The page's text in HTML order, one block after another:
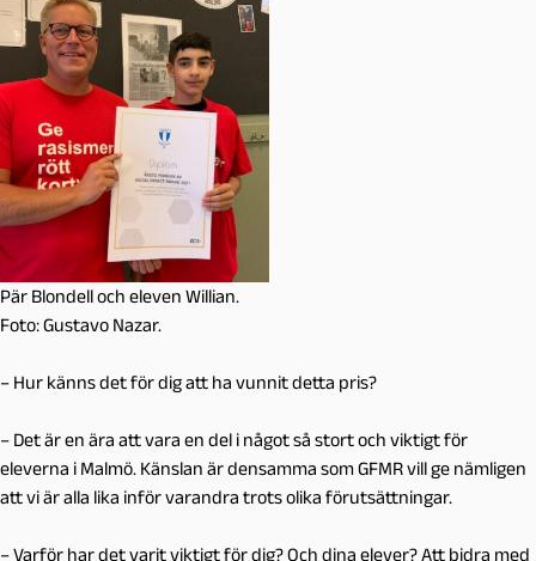
Pär Blondell och eleven Willian.
Foto: Gustavo Nazar.
– Hur känns det för dig att ha vunnit detta pris?
– Det är en ära att vara en del i något så stort och viktigt för
eleverna i Malmö. Känslan är densamma som GFMR vill ge nämligen
att vi är alla lika inför varandra trots olika förutsättningar.
– Varför har det varit viktigt för dig? Och dina elever? Att bidra med